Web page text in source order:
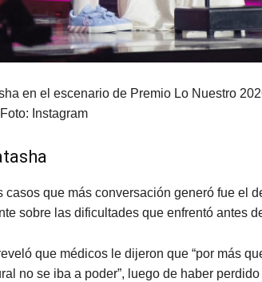
en el escenario de Premio Lo Nuestro
Foto: Instagram
casos que más conversación generó fue el
sobre las dificultades que enfrentó antes
que médicos le dijeron que “por más
no se iba a poder”, luego de haber